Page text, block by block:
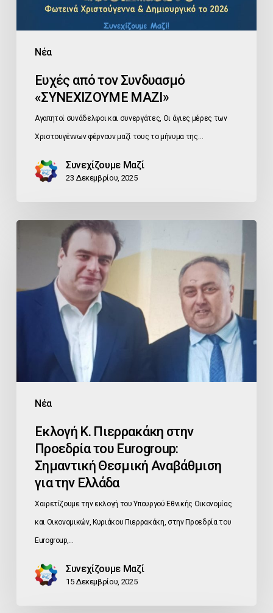
Νέα
Ευχές από τον Συνδυασμό
«ΣΥΝΕΧΙΖΟΥΜΕ ΜΑΖΙ»
Αγαπητοί συνάδελφοι και συνεργάτες, Οι άγιες μέρες των
Χριστουγέννων φέρνουν μαζί τους το μήνυμα της…
Συνεχίζουμε Μαζί
23 Δεκεμβρίου, 2025
Νέα
Πιερρακάκη
Προεδρία
Σημαντική
Ελλάδα
Εκλογή Κ. Πιερρακάκη στην
Προεδρία του Eurogroup:
Σημαντική Θεσμική Αναβάθμιση
για την Ελλάδα
Χαιρετίζουμε την εκλογή του Υπουργού Εθνικής Οικονομίας
και Οικονομικών, Κυριάκου Πιερρακάκη, στην Προεδρία του
Eurogroup,…
Συνεχίζουμε Μαζί
15 Δεκεμβρίου, 2025